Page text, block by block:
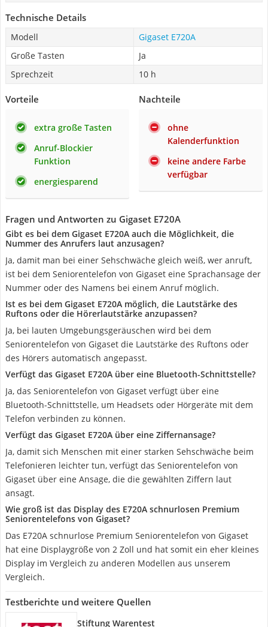
Technische Details
Modell
Gigaset E720A
Große Tasten
Ja
Sprechzeit
10 h
Vorteile
extra große Tasten
Anruf-Blockier
Funktion
energiesparend
Nachteile
ohne
Kalenderfunktion
keine andere Farbe
verfügbar
Fragen und Antworten zu Gigaset E720A
Gibt es bei dem Gigaset E720A auch die Möglichkeit, die
Nummer des Anrufers laut anzusagen?
Ja, damit man bei einer Sehschwäche gleich weiß, wer anruft,
ist bei dem Seniorentelefon von Gigaset eine Sprachansage der
Nummer oder des Namens bei einem Anruf möglich.
Ist es bei dem Gigaset E720A möglich, die Lautstärke des
Ruftons oder die Hörerlautstärke anzupassen?
Ja, bei lauten Umgebungsgeräuschen wird bei dem
Seniorentelefon von Gigaset die Lautstärke des Ruftons oder
des Hörers automatisch angepasst.
Verfügt das Gigaset E720A über eine Bluetooth-Schnittstelle?
Ja, das Seniorentelefon von Gigaset verfügt über eine
Bluetooth-Schnittstelle, um Headsets oder Hörgeräte mit dem
Telefon verbinden zu können.
Verfügt das Gigaset E720A über eine Ziffernansage?
Ja, damit sich Menschen mit einer starken Sehschwäche beim
Telefonieren leichter tun, verfügt das Seniorentelefon von
Gigaset über eine Ansage, die die gewählten Ziffern laut
ansagt.
Wie groß ist das Display des E720A schnurlosen Premium
Seniorentelefons von Gigaset?
Das E720A schnurlose Premium Seniorentelefon von Gigaset
hat eine Displaygröße von 2 Zoll und hat somit ein eher kleines
Display im Vergleich zu anderen Modellen aus unserem
Vergleich.
Testberichte und weitere Quellen
Stiftung Warentest